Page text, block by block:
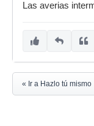
Las averias
« Ir a Hazlo tú mismo